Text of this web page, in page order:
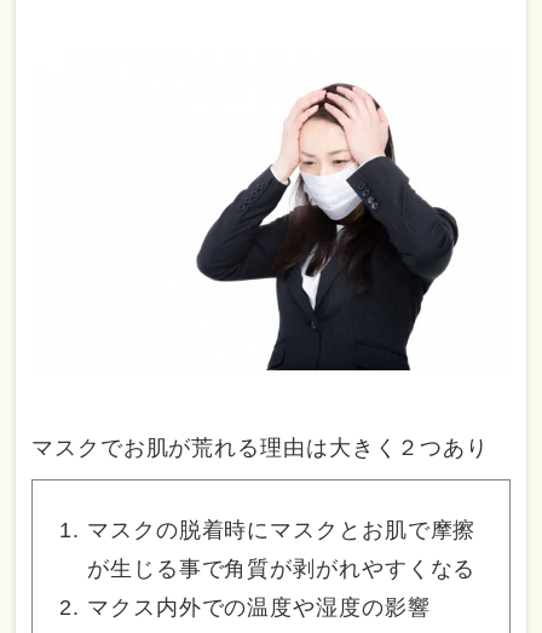
マスクでお肌が荒れる理由は大きく２つあり
マスクの脱着時にマスクとお肌で摩擦
が生じる事で角質が剥がれやすくなる
マクス内外での温度や湿度の影響